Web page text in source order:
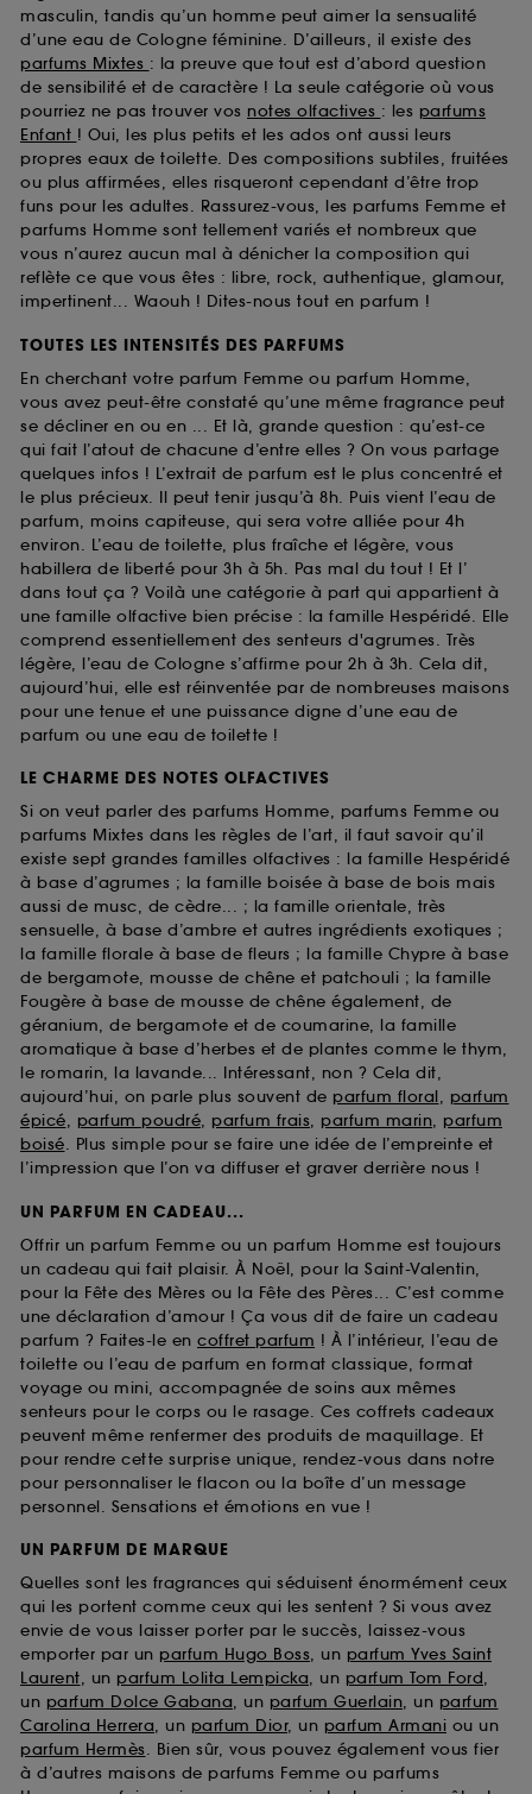
masculin, tandis qu’un homme peut aimer la sensualité
d’une eau de Cologne féminine. D’ailleurs, il existe des
parfums Mixtes : la preuve que tout est d’abord question
de sensibilité et de caractère ! La seule catégorie où vous
pourriez ne pas trouver vos notes olfactives : les parfums
Enfant ! Oui, les plus petits et les ados ont aussi leurs
propres eaux de toilette. Des compositions subtiles, fruitées
ou plus affirmées, elles risqueront cependant d’être trop
funs pour les adultes. Rassurez-vous, les parfums Femme et
parfums Homme sont tellement variés et nombreux que
vous n’aurez aucun mal à dénicher la composition qui
reflète ce que vous êtes : libre, rock, authentique, glamour,
impertinent... Waouh ! Dites-nous tout en parfum !
TOUTES LES INTENSITÉS DES PARFUMS
En cherchant votre parfum Femme ou parfum Homme,
vous avez peut-être constaté qu’une même fragrance peut
se décliner en ou en ... Et là, grande question : qu’est-ce
qui fait l’atout de chacune d’entre elles ? On vous partage
quelques infos ! L’extrait de parfum est le plus concentré et
le plus précieux. Il peut tenir jusqu’à 8h. Puis vient l’eau de
parfum, moins capiteuse, qui sera votre alliée pour 4h
environ. L’eau de toilette, plus fraîche et légère, vous
habillera de liberté pour 3h à 5h. Pas mal du tout ! Et l’
dans tout ça ? Voilà une catégorie à part qui appartient à
une famille olfactive bien précise : la famille Hespéridé. Elle
comprend essentiellement des senteurs d'agrumes. Très
légère, l’eau de Cologne s’affirme pour 2h à 3h. Cela dit,
aujourd’hui, elle est réinventée par de nombreuses maisons
pour une tenue et une puissance digne d’une eau de
parfum ou une eau de toilette !
LE CHARME DES NOTES OLFACTIVES
Si on veut parler des parfums Homme, parfums Femme ou
parfums Mixtes dans les règles de l’art, il faut savoir qu’il
existe sept grandes familles olfactives : la famille Hespéridé
à base d’agrumes ; la famille boisée à base de bois mais
aussi de musc, de cèdre... ; la famille orientale, très
sensuelle, à base d’ambre et autres ingrédients exotiques ;
la famille florale à base de fleurs ; la famille Chypre à base
de bergamote, mousse de chêne et patchouli ; la famille
Fougère à base de mousse de chêne également, de
géranium, de bergamote et de coumarine, la famille
aromatique à base d’herbes et de plantes comme le thym,
le romarin, la lavande... Intéressant, non ? Cela dit,
aujourd’hui, on parle plus souvent de parfum floral, parfum
épicé, parfum poudré, parfum frais, parfum marin, parfum
boisé. Plus simple pour se faire une idée de l’empreinte et
l’impression que l’on va diffuser et graver derrière nous !
UN PARFUM EN CADEAU...
Offrir un parfum Femme ou un parfum Homme est toujours
un cadeau qui fait plaisir. À Noël, pour la Saint-Valentin,
pour la Fête des Mères ou la Fête des Pères... C’est comme
une déclaration d’amour ! Ça vous dit de faire un cadeau
parfum ? Faites-le en coffret parfum ! À l’intérieur, l’eau de
toilette ou l’eau de parfum en format classique, format
voyage ou mini, accompagnée de soins aux mêmes
senteurs pour le corps ou le rasage. Ces coffrets cadeaux
peuvent même renfermer des produits de maquillage. Et
pour rendre cette surprise unique, rendez-vous dans notre
pour personnaliser le flacon ou la boîte d’un message
personnel. Sensations et émotions en vue !
UN PARFUM DE MARQUE
Quelles sont les fragrances qui séduisent énormément ceux
qui les portent comme ceux qui les sentent ? Si vous avez
envie de vous laisser porter par le succès, laissez-vous
emporter par un parfum Hugo Boss, un parfum Yves Saint
Laurent, un parfum Lolita Lempicka, un parfum Tom Ford,
un parfum Dolce Gabana, un parfum Guerlain, un parfum
Carolina Herrera, un parfum Dior, un parfum Armani ou un
parfum Hermès. Bien sûr, vous pouvez également vous fier
à d’autres maisons de parfums Femme ou parfums